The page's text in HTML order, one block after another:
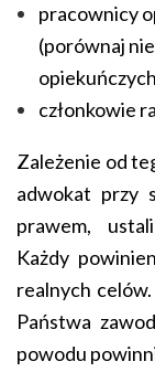
pracownicy
(porównaj
członkowie
Zależenie od
adwokat przy
prawem,
Każdy
realnych
Państwa
powodu